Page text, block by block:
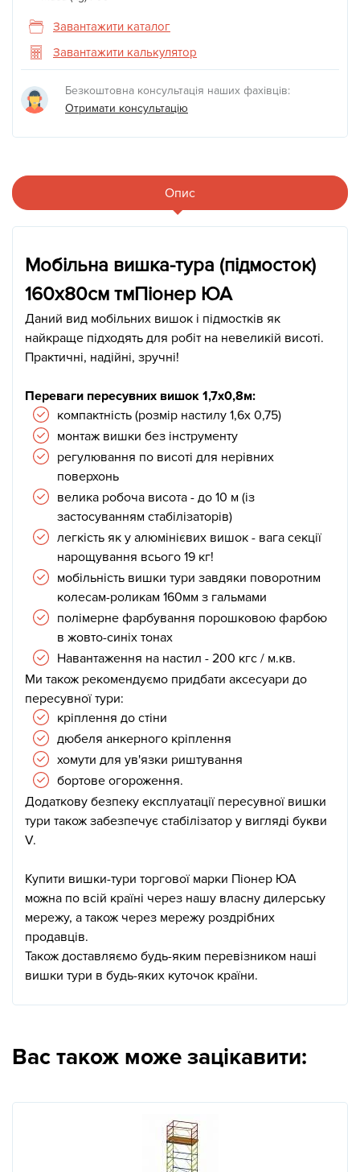
Завантажити каталог
Завантажити калькулятор
Безкоштовна консультація наших фахівців:
Отримати консультацію
Вас також може зацікавити:
Опис
Мобільна вишка-тура (підмосток)
160х80см тмПіонер ЮА
Даний вид мобільних вишок і підмостків як
найкраще підходять для робіт на невеликій висоті.
Практичні, надійні, зручні!
Переваги пересувних вишок 1,7х0,8м:
компактність (розмір настилу 1,6х 0,75)
монтаж вишки без інструменту
регулювання по висоті для нерівних
поверхонь
велика робоча висота - до 10 м (із
застосуванням стабілізаторів)
легкість як у алюмінієвих вишок - вага секції
нарощування всього 19 кг!
мобільність вишки тури завдяки поворотним
колесам-роликам 160мм з гальмами
полімерне фарбування порошковою фарбою
в жовто-синіх тонах
Навантаження на настил - 200 кгс / м.кв.
Ми також рекомендуємо придбати аксесуари до
пересувної тури:
кріплення до стіни
дюбеля анкерного кріплення
хомути для ув'язки риштування
бортове огороження.
Додаткову безпеку експлуатації пересувної вишки
тури також забезпечує стабілізатор у вигляді букви
V.
Купити вишки-тури торгової марки Піонер ЮА
можна по всій країні через нашу власну дилерську
мережу, а також через мережу роздрібних
продавців.
Також доставляємо будь-яким перевізником наші
вишки тури в будь-яких куточок країни.